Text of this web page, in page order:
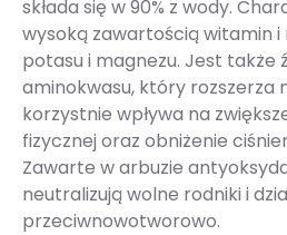
składa się w 90% z wody.
wysoką zawartością witamin i
potasu i magnezu. Jest także
aminokwasu, który rozszerza
korzystnie wpływa na
fizycznej oraz obniżenie
Zawarte w arbuzie
neutralizują wolne rodniki i
przeciwnowotworowo.